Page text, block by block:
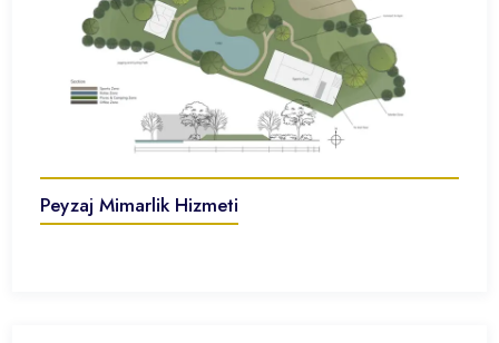
Peyzaj Mimarlik Hizmeti